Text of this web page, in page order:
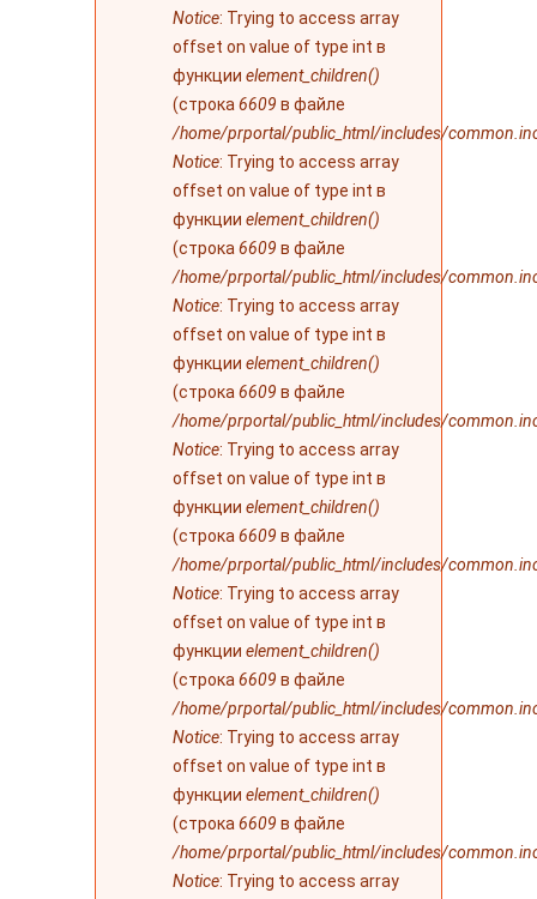
Notice: Trying to access array
offset on value of type int в
функции element_children()
(строка 6609 в файле
/home/prportal/public_html/includes/
Notice: Trying to access array
offset on value of type int в
функции element_children()
(строка 6609 в файле
/home/prportal/public_html/includes/
Notice: Trying to access array
offset on value of type int в
функции element_children()
(строка 6609 в файле
/home/prportal/public_html/includes/
Notice: Trying to access array
offset on value of type int в
функции element_children()
(строка 6609 в файле
/home/prportal/public_html/includes/
Notice: Trying to access array
offset on value of type int в
функции element_children()
(строка 6609 в файле
/home/prportal/public_html/includes/
Notice: Trying to access array
offset on value of type int в
функции element_children()
(строка 6609 в файле
/home/prportal/public_html/includes/
Notice: Trying to access array